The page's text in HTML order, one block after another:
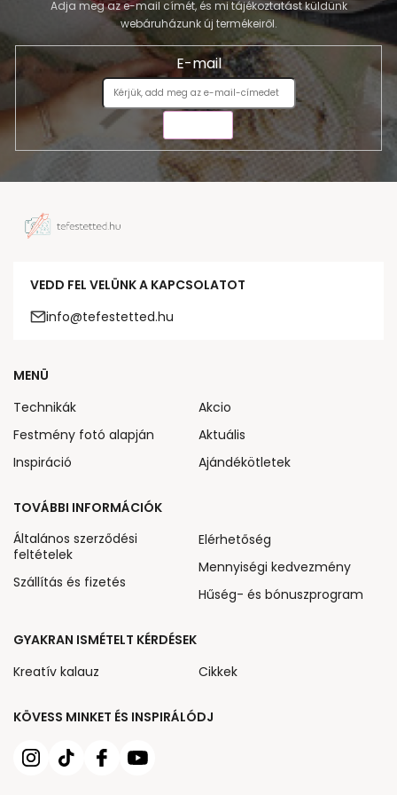
Adja meg az e-mail címét, és mi tájékoztatást küldünk
webáruházunk új termékeiről.
E-mail
VEDD FEL VELÜNK A KAPCSOLATOT
info@tefestetted.hu
KÖVESS MINKET ÉS INSPIRÁLÓDJ
MENÜ
Technikák
Festmény fotó alapján
Inspiráció
Akcio
Aktuális
Ajándékötletek
TOVÁBBI INFORMÁCIÓK
Általános szerződési
feltételek
Szállítás és fizetés
Elérhetőség
Mennyiségi kedvezmény
Hűség- és bónuszprogram
GYAKRAN ISMÉTELT KÉRDÉSEK
Kreatív kalauz
Cikkek